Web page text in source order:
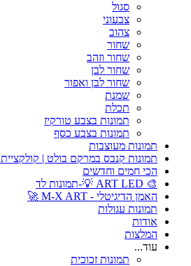
סגול
צבעוני
צהוב
שחור
שחור וזהב
שחור לבן
שחור לבן ואפור
שמנת
תכלת
תמונות בצבע טורקיז
תמונות בצבע כסף
תמונות מעוצבות
תמונות קנבס במרקם בולט | קולקציית Art Touch
הכי חמים וחדשים
🎨 ART LED 💡-תמונות לד
האמן הדיגיטלי - M-X ART 🚀
תמונות עגולות
אודות
המלצות
עוד...
תמונות זכוכית